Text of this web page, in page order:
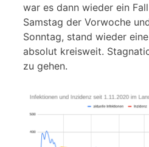
war es dann wieder ein
Samstag der Vorwoche
Sonntag, stand wieder
absolut kreisweit.
zu gehen.